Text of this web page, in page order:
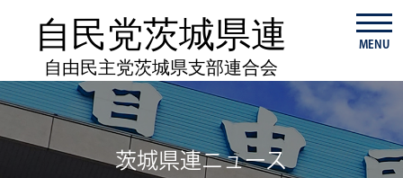
自民党茨城県連
自由民主党茨城県支部連合会
MENU
茨城県連ニュース